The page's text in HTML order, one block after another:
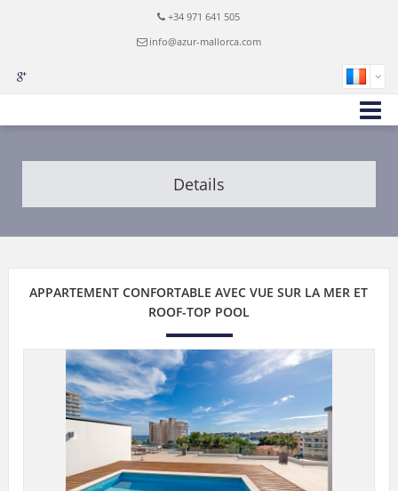
+34 971 641 505
info@azur-mallorca.com
Details
APPARTEMENT CONFORTABLE AVEC VUE SUR LA MER ET
ROOF-TOP POOL